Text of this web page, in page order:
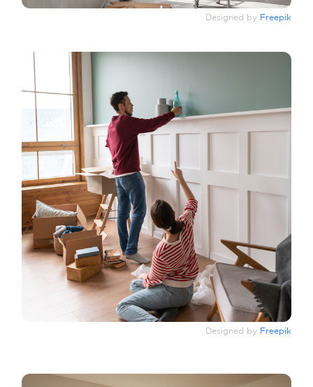
Designed by Freepik
Designed by Freepik